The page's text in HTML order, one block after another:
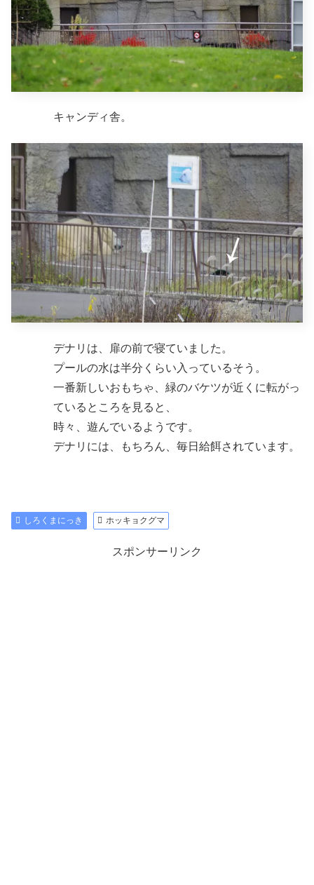
キャンディ舎。
デナリは、扉の前で寝ていました。
プールの水は半分くらい入っているそう。
一番新しいおもちゃ、緑のバケツが近くに転がっ
ているところを見ると、
時々、遊んでいるようです。
デナリには、もちろん、毎日給餌されています。
しろくまにっき ホッキョクグマ
スポンサーリンク